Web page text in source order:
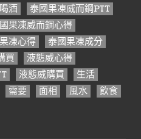
酒
泰國果凍威而鋼PTT
果凍威而鋼心得
凍心得
泰國果凍成分
買
液態威心得
液態威購買
生活
需要 面相 風水 飲食